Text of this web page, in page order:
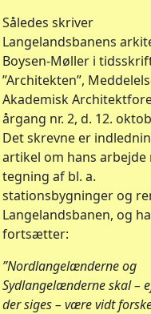
Således skriver
Langelandsbanens
Boysen-Møller i
”Architekten”,
Akademisk
årgang nr. 2, d. 12.
Det skrevne er
artikel om hans arbejde
tegning af bl. a.
stationsbygninger og
Langelandsbanen, og
fortsætter:
”Nordlangelænderne og
Sydlangelænderne skal –
der siges – være vidt